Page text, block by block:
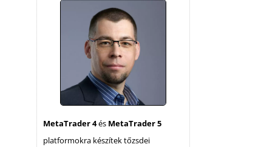
MetaTrader 4és MetaTrader 5
platformokra készítek tőzsdei